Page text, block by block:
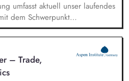
umfasst aktuell unser laufendes
dem Schwerpunkt
die Grundschule" sowie
bezogene Projekte
und
von der Grundschule bis in
Sprachenbildung
– Trade,